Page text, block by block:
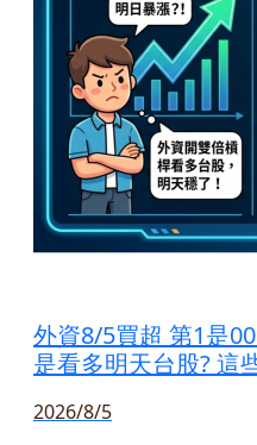
外資8/5買超 第1是
是看多明天台股? 這
2026/8/5